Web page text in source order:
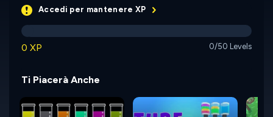
Accedi per mantenere XP
0 XP 0/50 Levels
Ti Piacerà Anche